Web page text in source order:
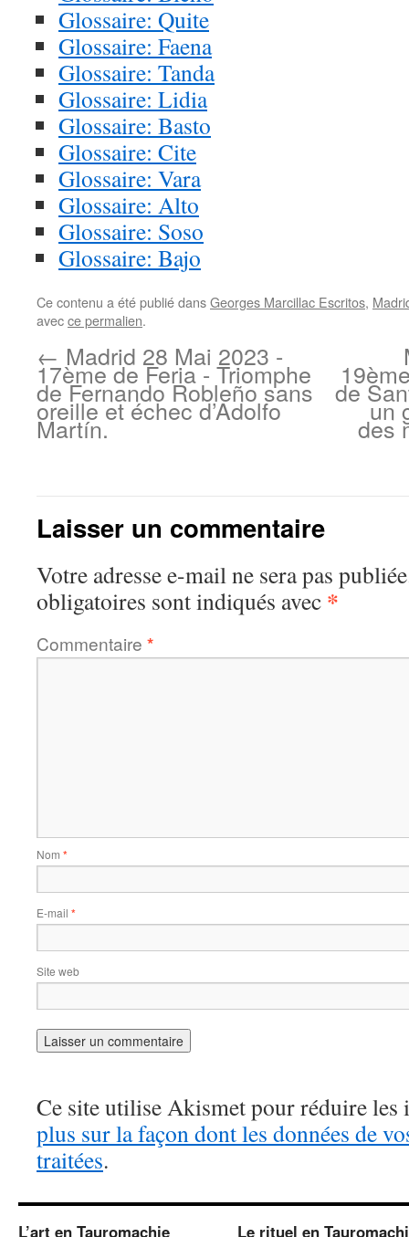
Glossaire: Quite
Glossaire: Faena
Glossaire: Tanda
Glossaire: Lidia
Glossaire: Basto
Glossaire: Cite
Glossaire: Vara
Glossaire: Alto
Glossaire: Soso
Glossaire: Bajo
Ce contenu a été publié dansGeorges Marcillac Escritos,
avecce permalien.
← Madrid 28 Mai 2023 -
17ème de Feria - Triomphe
de Fernando Robleño sans
oreille et échec d’Adolfo
Martín.
de
un
des
Laisser un commentaire
Votre adresse e-mail ne sera pas
obligatoires sont indiqués avec *
Commentaire *
Nom *
E-mail *
Site web
Ce site utilise Akismet pour réduire les
plus sur la façon dont les données de
traitées.
L’art en Tauromachie Le rituel en